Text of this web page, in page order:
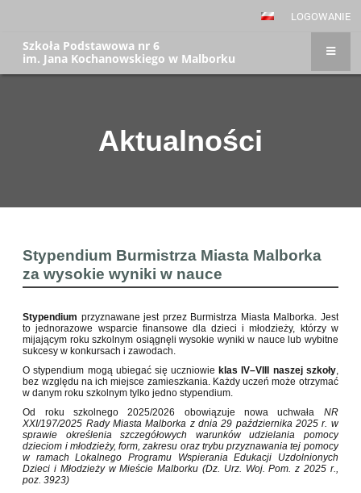
LOGOWANIE
Szkoła Podstawowa nr 6
im. Jana Kochanowskiego w Malborku
Aktualności
Stypendium Burmistrza Miasta Malborka
za wysokie wyniki w nauce
Stypendium przyznawane jest przez Burmistrza Miasta Malborka. Jest
to jednorazowe wsparcie finansowe dla dzieci i młodzieży, którzy w
mijającym roku szkolnym osiągnęli wysokie wyniki w nauce lub wybitne
sukcesy w konkursach i zawodach.
O stypendium mogą ubiegać się uczniowie klas IV–VIII naszej szkoły,
bez względu na ich miejsce zamieszkania. Każdy uczeń może otrzymać
w danym roku szkolnym tylko jedno stypendium.
Od roku szkolnego 2025/2026 obowiązuje nowa uchwała
NR
XXI/197/2025 Rady Miasta Malborka z dnia 29 października 2025 r. w
sprawie określenia szczegółowych warunków udzielania pomocy
dzieciom i młodzieży, form, zakresu oraz trybu przyznawania tej pomocy
w ramach Lokalnego Programu Wspierania Edukacji Uzdolnionych
Dzieci i Młodzieży w Mieście Malborku (Dz. Urz. Woj. Pom. z 2025 r.,
poz. 3923)